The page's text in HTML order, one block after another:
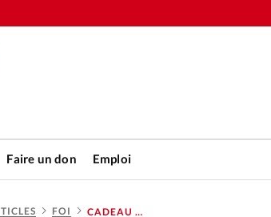
Faire un don Emploi
FOI CADEAU POUR LES HOMMES DE L’ANNÉE